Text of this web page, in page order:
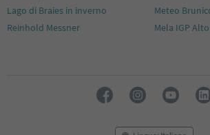
27
28
Lago di Braies in inverno
Meteo
Reinhold Messner
Mela IGP